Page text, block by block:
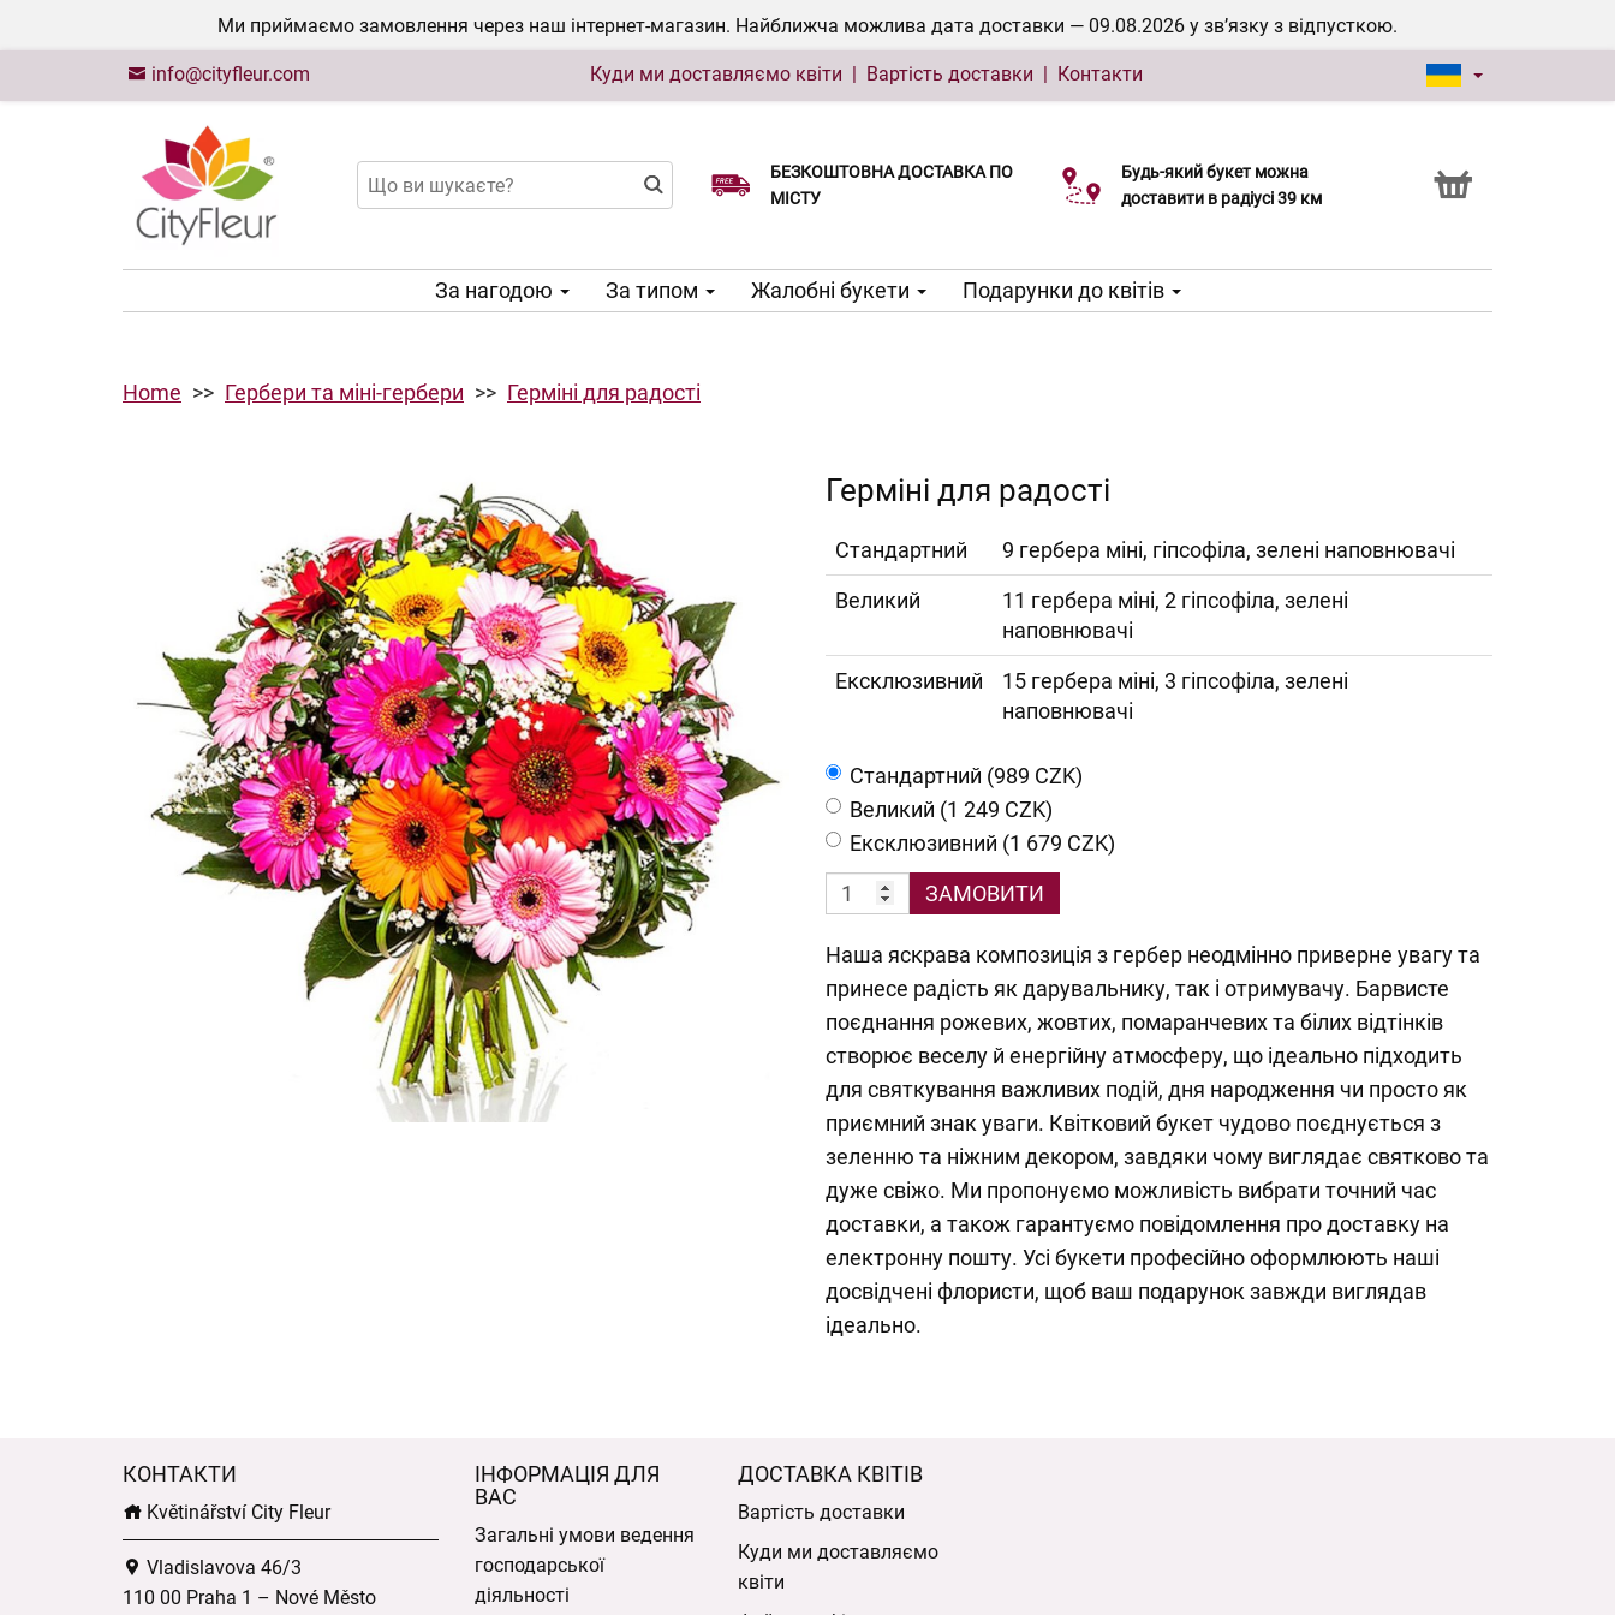
Ми приймаємо замовлення через наш інтернет-магазин. Найближча можлива дата доставки — 09.08.2026 у зв’язку з відпусткою.
info@cityfleur.com Куди ми доставляємо квіти | Вартість доставки | Контакти
БЕЗКОШТОВНА ДОСТАВКА ПО
МІСТУ
Виберіть дату доставки
Будь-який букет можна
доставити в радіусі 39 км
Послуга Click & Collect
За нагодою За типом Жалобні букети Подарунки до квітів
Home Гербери та міні-гербери Герміні для радості
Герміні для радості
Cтандартний
9 гербера міні, гіпсофіла, зелені наповнювачі
Великий
11 гербера міні, 2 гіпсофіла, зелені
наповнювачі
Ексклюзивний
15 гербера міні, 3 гіпсофіла, зелені
наповнювачі
Cтандартний (989 CZK)
Великий (1 249 CZK)
Ексклюзивний (1 679 CZK)
ЗАМОВИТИ
Наша яскрава композиція з гербер неодмінно приверне увагу та
принесе радість як дарувальнику, так і отримувачу. Барвисте
поєднання рожевих, жовтих, помаранчевих та білих відтінків
створює веселу й енергійну атмосферу, що ідеально підходить
для святкування важливих подій, дня народження чи просто як
приємний знак уваги. Квітковий букет чудово поєднується з
зеленню та ніжним декором, завдяки чому виглядає святково та
дуже свіжо. Ми пропонуємо можливість вибрати точний час
доставки, а також гарантуємо повідомлення про доставку на
електронну пошту. Усі букети професійно оформлюють наші
досвідчені флористи, щоб ваш подарунок завжди виглядав
ідеально.
КОНТАКТИ
Květinářství City Fleur
Vladislavova 46/3
110 00 Praha 1 – Nové Město
ІНФОРМАЦІЯ ДЛЯ
ВАС
Загальні умови ведення
господарської
діяльності
ДОСТАВКА КВІТІВ
Вартість доставки
Куди ми доставляємо
квіти